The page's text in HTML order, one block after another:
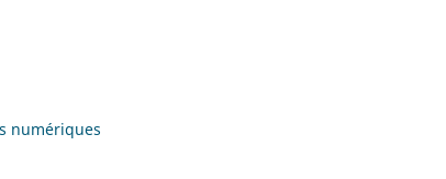
numériques